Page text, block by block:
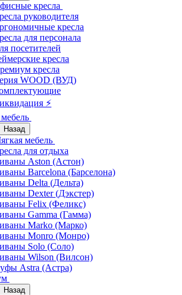
кресла
руководителя
кресла
для персонала
посетителей
кресла
кресла
WOOD (ВУД)
⚡
Назад
мебель
для отдыха
Aston (Астон)
Barcelona (Барселона)
Delta (Дельта)
Dexter (Дэкстер)
Felix (Феликс)
Gamma (Гамма)
Marko (Марко)
Monro (Монро)
Solo (Соло)
Wilson (Вилсон)
Astra (Астра)
Назад